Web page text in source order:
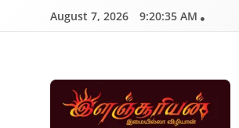
August 7, 2026 9:20:35 AM